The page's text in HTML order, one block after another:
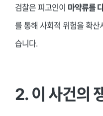
검찰은 피고인이 마약류를
를 통해 사회적 위험을 확
습니다.
2. 이 사건의